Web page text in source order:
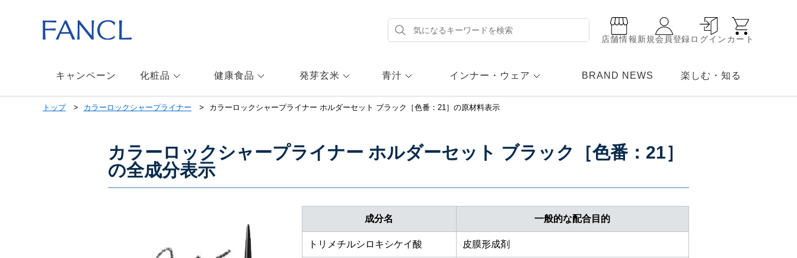
店舗情報新規会員登録ログイン カート
キャンペーン 化粧品 健康食品 発芽玄米 青汁 インナー・ウェア BRAND NEWS 楽しむ・知る
トップ カラーロックシャープライナー カラーロックシャープライナー ホルダーセット ブラック［色番：21］ の原材料表示
カラーロックシャープライナー ホルダーセット ブラック［色番：21］
の全成分表示
成分名 一般的な配合目的
トリメチルシロキシケイ酸 皮膜形成剤